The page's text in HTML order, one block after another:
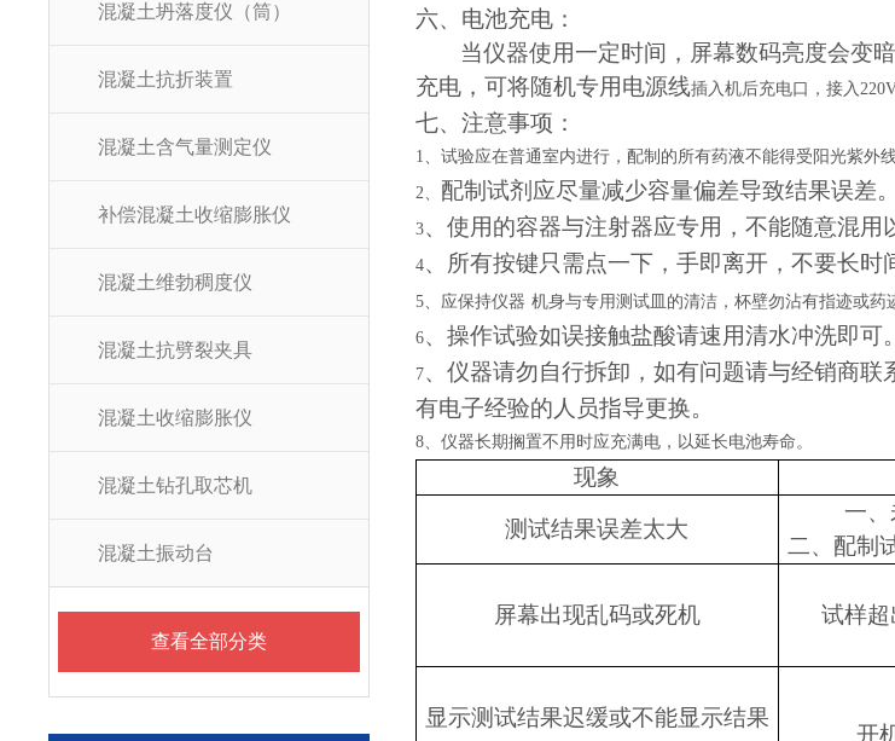
混凝土坍落度仪（筒）
混凝土抗折装置
混凝土含气量测定仪
补偿混凝土收缩膨胀仪
混凝土维勃稠度仪
混凝土抗劈裂夹具
混凝土收缩膨胀仪
混凝土钻孔取芯机
混凝土振动台
查看全部分类
六、电池充电：
当仪器使用一定时间，屏幕数码亮度会变
充电，可将随机专用电源线插入机后充电口，接入
七、注意事项：
1、试验应在普通室内进行，配制的所有药液不能得受阳光紫外
2、 配制试剂应尽量减少容量偏差导致结果误差。
3、使用的容器与注射器应专用，不能随意混用
4、所有按键只需点一下，手即离开，不要长时
5、应保持仪器 机身与专用测试皿的清洁，杯壁勿沾有指迹或药
6、操作试验如误接触盐酸请速用清水冲洗即可。
7、仪器请勿自行拆卸，如有问题请与经销商
有电子经验的人员指导更换。
8、仪器长期搁置不用时应充满电，以延长电池寿命。
现象
测试结果误差太大
一、
二、 配制
屏幕出现乱码或死机 试样
显示测试结果迟缓或不能显示结果
开